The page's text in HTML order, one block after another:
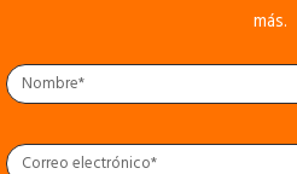
más.